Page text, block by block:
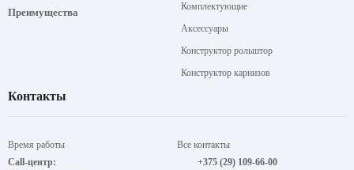
Преимущества
Комплектующие
Аксессуары
Конструктор рольштор
Конструктор карнизов
Контакты
Время работы
Call-центр:
Все контакты
+375 (29) 109-66-00